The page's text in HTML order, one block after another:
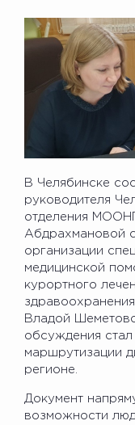
В Челябинске
руководителя
отделения
Абдрахмановой
организации
медицинской
курортного
Владой
обсуждения
маршрутизации
регионе.
Документ
возможности